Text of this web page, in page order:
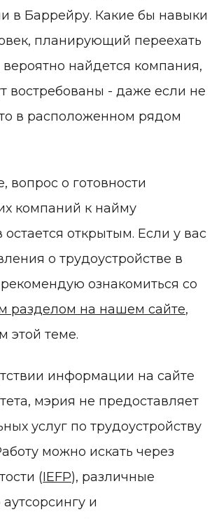
в Баррейру. Какие бы навыки
планирующий переехать
вероятно найдется компания,
востребованы - даже если не
в расположенном рядом
вопрос о готовности
компаний к найму
открытым. Если у вас
о трудоустройстве в
ознакомиться со
разделом на нашем сайте,
этой теме.
информации на сайте
мэрия не предоставляет
услуг по трудоустройству
можно искать через
(IEFP), различные
и